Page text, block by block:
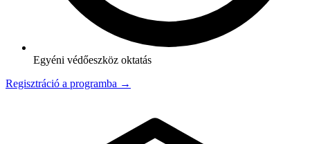
Egyéni védőeszköz oktatás
Regisztráció a programba →